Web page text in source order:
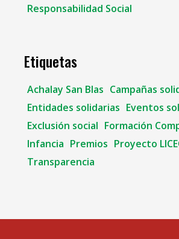
Responsabilidad Social
Etiquetas
Achalay San Blas Campañas
Entidades solidarias Eventos
Exclusión social Formación
Infancia Premios Proyecto
Transparencia